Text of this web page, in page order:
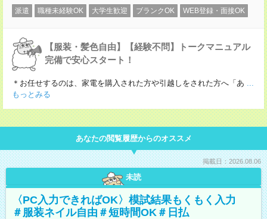
派遣 職種未経験OK 大学生歓迎 ブランクOK WEB登録・面接OK
【服装・髪色自由】【経験不問】トークマニュアル
完備で安心スタート！
＊お任せするのは、家電を購入された方や引越しをされた方へ「あ ...
もっとみる
あなたの閲覧履歴からのオススメ
掲載日：2026.08.06
未読
〈PC入力できればOK〉模試結果もくもく入力
＃服装ネイル自由＃短時間OK＃日払